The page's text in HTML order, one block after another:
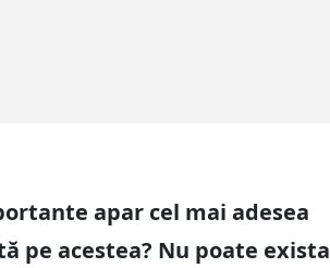
apar cel mai adesea
pe acestea? Nu poate exista